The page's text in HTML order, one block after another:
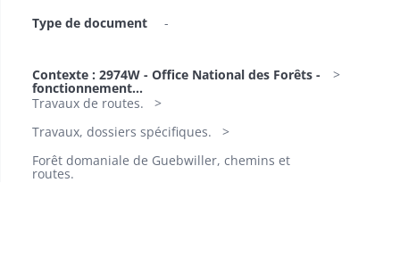
Type de document
-
Contexte : 2974W - Office National des Forêts -
fonctionnement...
Travaux de routes.
Travaux, dossiers spécifiques.
Forêt domaniale de Guebwiller, chemins et
routes.